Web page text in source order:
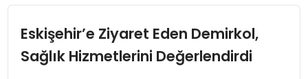
DÜNYA
Eskişehir’e Ziyaret Eden Demirkol,
Sağlık Hizmetlerini Değerlendirdi